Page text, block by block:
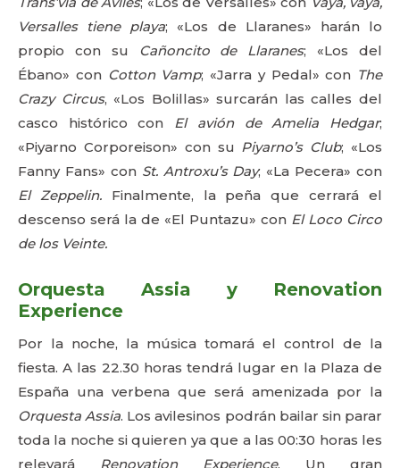
Versalles tiene playa; «Los de Llaranes» harán lo
propio con su
Cañoncito de Llaranes; «Los del
Ébano» con Cotton Vamp; «Jarra y Pedal» con The
Crazy Circus, «Los Bolillas» surcarán las calles del
casco histórico con El avión de Amelia Hedgar;
«Piyarno Corporeison» con su Piyarno’s Club; «Los
Fanny Fans» con St. Antroxu’s Day; «La Pecera» con
El Zeppelin. Finalmente, la peña que cerrará el
descenso será la de «El Puntazu» con El Loco Circo
de los Veinte.
Orquesta Assia y Renovation
Experience
Por la noche, la música tomará el control de la
fiesta. A las 22.30 horas tendrá lugar en la Plaza de
España una verbena que será amenizada por la
Orquesta Assia. Los avilesinos podrán bailar sin parar
toda la noche si quieren ya que a las 00:30 horas les
relevará Renovation Experience. Un gran